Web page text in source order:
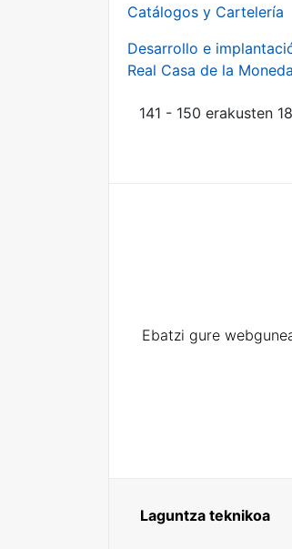
Catálogos y Cartelería
Desarrollo e
Real Casa de la
141 - 150 erakusten
Ebatzi gure
Laguntza teknikoa